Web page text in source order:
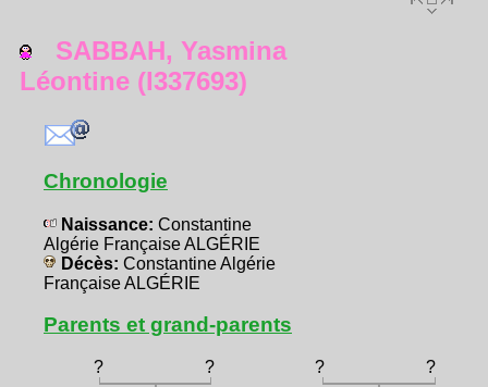
SABBAH, Yasmina
Léontine (I337693)
Chronologie
Naissance: Constantine
Algérie Française ALGÉRIE
Décès: Constantine Algérie
Française ALGÉRIE
Parents et grand-parents
? ? ?
?